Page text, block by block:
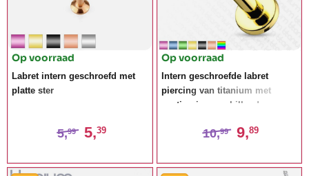
Op voorraad
Labret intern geschroefd met
platte ster
5,99 5,39
Op voorraad
Intern geschroefde labret
piercing van titanium met
coating in verschillende
10,99 9,89